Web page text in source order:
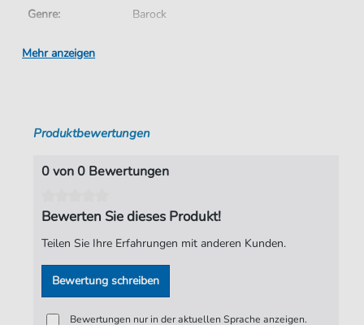
Genre:
Barock
Ära:
Sprache:
Deutsch
Tonart:
D-Dur
Seiten:
8
02:46
Verlag:
Jürgen Knuth
Mehr anzeigen
Produktbewertungen
0 von 0 Bewertungen
Bewerten Sie dieses Produkt!
Teilen Sie Ihre Erfahrungen mit anderen Kunden.
Bewertung schreiben
Bewertungen nur in der aktuellen Sprache anzeigen.